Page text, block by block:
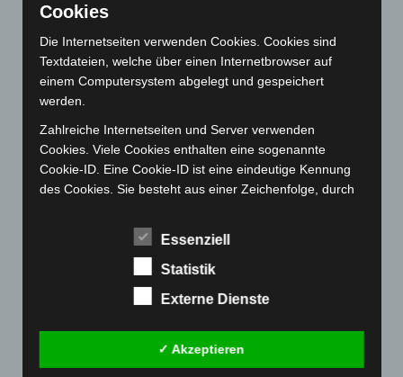
Juli 2022(133)
Juni 2022(167)
Mai 2022(177)
April 2022
März 2022(221)
Februar 2022(189)
Januar 2022(190)
(215)
(180)
Juni 2021(198)
Cookies
Die Internetseiten verwenden Cookies. Cookies sind
Textdateien, welche über einen Internetbrowser auf
einem Computersystem abgelegt und gespeichert
werden.
Zahlreiche Internetseiten und Server verwenden
Cookies. Viele Cookies enthalten eine sogenannte
Cookie-ID. Eine Cookie-ID ist eine eindeutige Kennung
des Cookies. Sie besteht aus einer Zeichenfolge, durch
Internetbrowser zugeordnet werden können, in dem das
Cookie gespeichert wurde. Dies ermöglicht es den
besuchten Internetseiten und Servern, den individuellen
Browser der betroffenen Person von anderen
Internetbrowsern, die andere Cookies enthalten, zu
über die eindeutige Cookie-ID wiedererkannt und
identifiziert werden.
Essenziell
Statistik
Externe Dienste
✓ Akzeptieren